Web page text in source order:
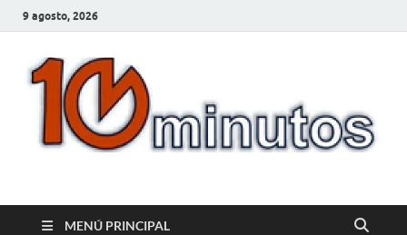
9 agosto, 2026
10minutos.com.uy
MENÚ PRINCIPAL